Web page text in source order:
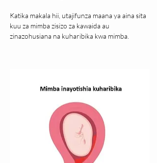
Katika makala hii, utajifunza maana ya aina sita
kuu za mimba zisizo za kawaida au
zinazohusiana na kuharibika kwa mimba.